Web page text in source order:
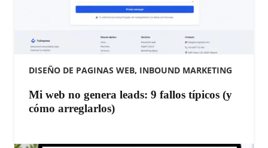
DISEÑO DE PAGINAS WEB, INBOUND MARKETING
Mi web no genera leads: 9 fallos típicos (y
cómo arreglarlos)